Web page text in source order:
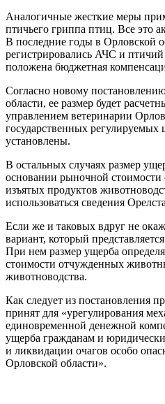
Аналогичные жесткие меры
птичьего гриппа птиц. Все это
В последние годы в Орловской
регистрировались АЧС и
положена бюджетная
Согласно новому
области, ее размер будет
управлением ветеринарии
государственных регулируемых
установлены.
В остальных случаях размер
основании рыночной
изъятых продуктов
использоваться сведения
Если же и таковых вдруг не
вариант, который
При нем размер ущерба
стоимости отчужденных
животноводства.
Как следует из постановления
принят для «урегулирования
единовременной денежной
ущерба гражданам и
и ликвидации очагов особо
Орловской области».